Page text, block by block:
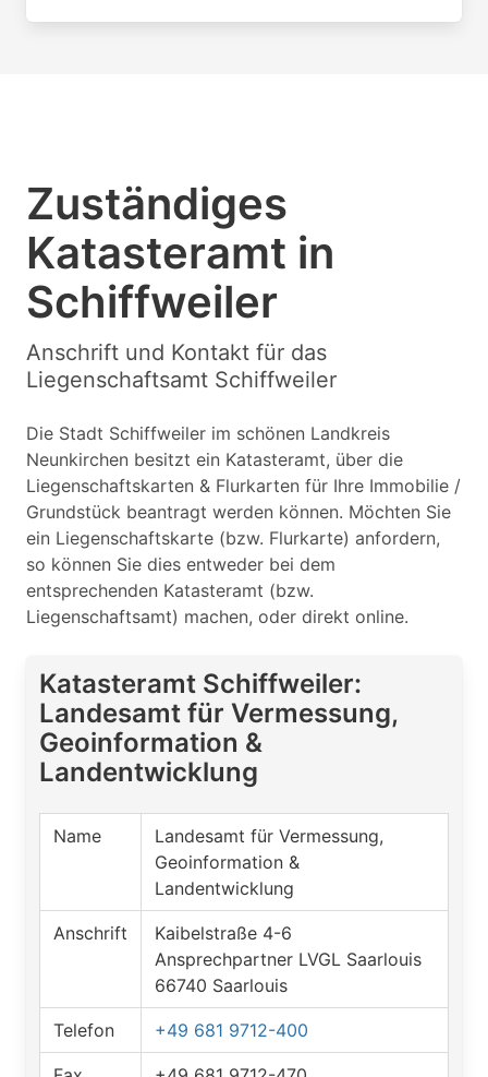
Zuständiges
Katasteramt in
Schiffweiler
Anschrift und Kontakt für das
Liegenschaftsamt Schiffweiler
Die Stadt Schiffweiler im schönen Landkreis
Neunkirchen besitzt ein Katasteramt, über die
Liegenschaftskarten & Flurkarten für Ihre Immobilie /
Grundstück beantragt werden können. Möchten Sie
ein Liegenschaftskarte (bzw. Flurkarte) anfordern,
so können Sie dies entweder bei dem
entsprechenden Katasteramt (bzw.
Liegenschaftsamt) machen, oder direkt online.
Katasteramt Schiffweiler:
Landesamt für Vermessung,
Geoinformation &
Landentwicklung
Name
Landesamt für Vermessung,
Geoinformation &
Landentwicklung
Anschrift
Kaibelstraße 4-6
Ansprechpartner LVGL Saarlouis
66740 Saarlouis
Telefon +49 681 9712-400